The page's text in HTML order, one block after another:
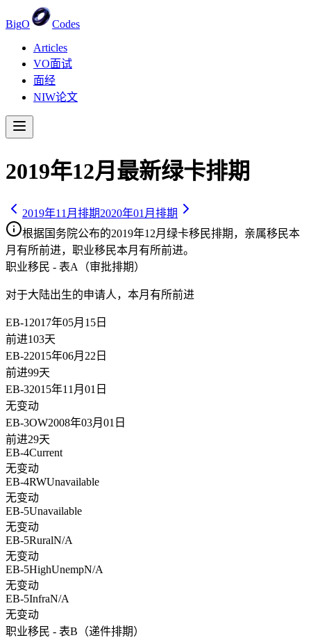
BigO
Codes
Articles
VO面试
面经
NIW论文
2019年12月最新绿卡排期
2019年11 月排期2020年01 月排期
根据国务院公布的2019年12月绿卡移民排期，亲属移民本
月有所前进，职业移民本月有所前进。
职业移民 - 表A（审批排期）
对于大陆出生的申请人， 本月有所前进
EB-1 2017年05月15日
前进103天
EB-22015年06月22日
前进99天
EB-32015年11月01日
无变动
EB-3OW2008年03月01日
前进29天
EB-4Current
无变动
EB-4RWUnavailable
无变动
EB-5Unavailable
无变动
EB-5RuralN/A
无变动
EB-5HighUnempN/A
无变动
EB-5InfraN/A
无变动
职业移民 - 表B（递件排期）